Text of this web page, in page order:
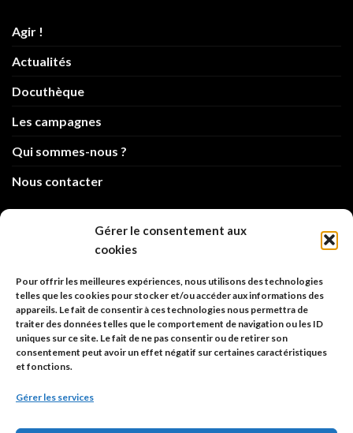
Gérer le consentement aux
cookies
Pour offrir les meilleures expériences, nous utilisons des technologies
telles que les cookies pour stocker et/ou accéder aux informations des
appareils. Le fait de consentir à ces technologies nous permettra de
traiter des données telles que le comportement de navigation ou les ID
uniques sur ce site. Le fait de ne pas consentir ou de retirer son
consentement peut avoir un effet négatif sur certaines caractéristiques
et fonctions.
Gérer les services
Agir !
Actualités
Docuthèque
Les campagnes
Qui sommes-nous ?
Nous contacter
info@code-animal.com
Code Animal
26, rue principale
67480 Roppenheim
Adresse à utiliser pour les envois en AR.